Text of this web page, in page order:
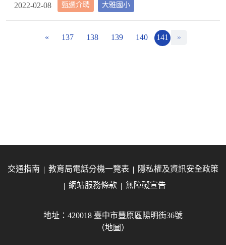
甄選介聘 大雅國小
2022-02-08
« 137 138 139 140 141 »
交通指南 教育局電話分機一覽表
隱私權及資訊安全政策
網站服務條款
無障礙宣告
地址：420018 臺中市豐原區陽明街36號
（地圖）